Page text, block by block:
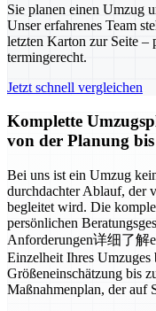
Sie planen einen Umzug
Unser erfahrenes Team
letzten Karton zur Seite –
termingerecht.
Jetzt schnell vergleichen
Komplette
von der Planung
Bei uns ist ein Umzug
durchdachter Ablauf, der
begleitet wird. Die
persönlichen
Anforderungen详细了解
Einzelheit Ihres
Größeneinschätzung bis
Maßnahmenplan, der auf